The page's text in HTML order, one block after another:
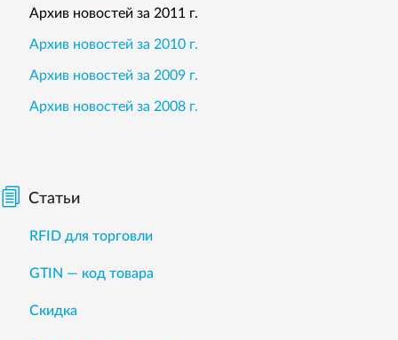
Архив новостей за 2011 г.
Архив новостей за 2010 г.
Архив новостей за 2009 г.
Архив новостей за 2008 г.
Статьи
RFID для торговли
GTIN — код товара
Скидка